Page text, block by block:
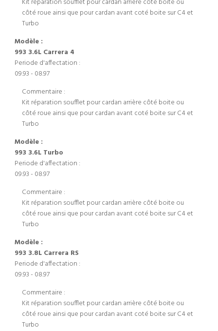
côté roue ainsi que pour cardan avant coté boite sur C4 et
Turbo
Modèle :
993 3.6L Carrera 4
Periode d'affectation :
09.93 - 08.97
Commentaire :
Kit réparation soufflet pour cardan arrière côté boite ou
côté roue ainsi que pour cardan avant coté boite sur C4 et
Turbo
Modèle :
993 3.6L Turbo
Periode d'affectation :
09.93 - 08.97
Commentaire :
Kit réparation soufflet pour cardan arrière côté boite ou
côté roue ainsi que pour cardan avant coté boite sur C4 et
Turbo
Modèle :
993 3.8L Carrera RS
Periode d'affectation :
09.93 - 08.97
Commentaire :
Kit réparation soufflet pour cardan arrière côté boite ou
côté roue ainsi que pour cardan avant coté boite sur C4 et
Turbo